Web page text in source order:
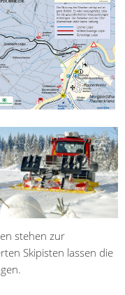
stehen zur
Skipisten lassen die